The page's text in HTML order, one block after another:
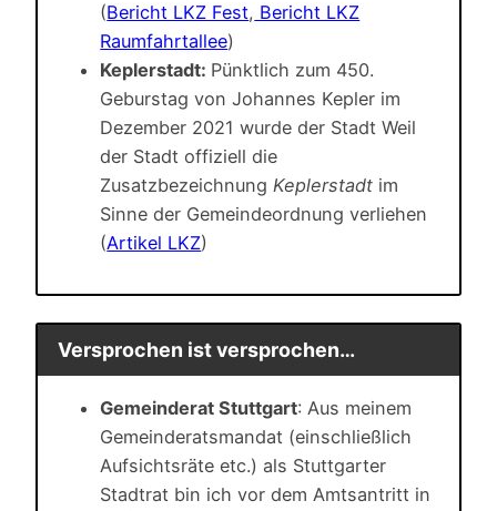
(Bericht LKZ Fest, Bericht LKZ
Raumfahrtallee)
Keplerstadt: Pünktlich zum 450.
Geburstag von Johannes Kepler im
Dezember 2021 wurde der Stadt Weil
der Stadt offiziell die
ZusatzbezeichnungKeplerstadt im
Sinne der Gemeindeordnung verliehen
(Artikel LKZ)
Versprochen ist versprochen…
Gemeinderat Stuttgart: Aus meinem
Gemeinderatsmandat (einschließlich
Aufsichtsräte etc.) als Stuttgarter
Stadtrat bin ich vor dem Amtsantritt in